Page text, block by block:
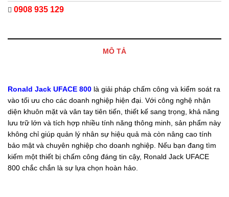
0908 935 129
MÔ TẢ
Ronald Jack UFACE 800 là giải pháp chấm công và kiểm soát ra
vào tối ưu cho các doanh nghiệp hiện đại. Với công nghệ nhận
diện khuôn mặt và vân tay tiên tiến, thiết kế sang trọng, khả năng
lưu trữ lớn và tích hợp nhiều tính năng thông minh, sản phẩm này
không chỉ giúp quản lý nhân sự hiệu quả mà còn nâng cao tính
bảo mật và chuyên nghiệp cho doanh nghiệp. Nếu bạn đang tìm
kiếm một thiết bị chấm công đáng tin cậy, Ronald Jack UFACE
800 chắc chắn là sự lựa chọn hoàn hảo.